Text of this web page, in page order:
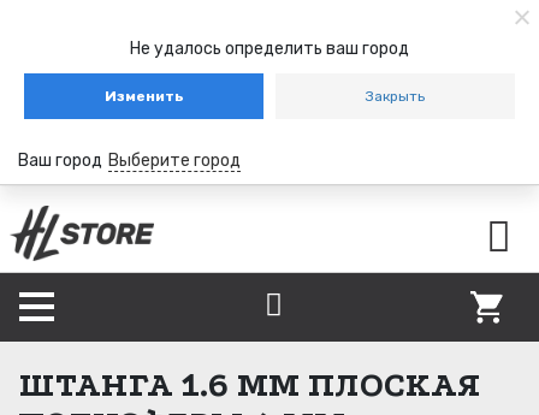
Не удалось определить ваш город
Изменить Закрыть
Ваш город Выберите город
ШТАНГА 1.6 ММ ПЛОСКАЯ